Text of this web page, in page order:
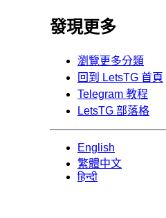
發現更多
瀏覽更多分類
回到 LetsTG 首頁
Telegram 教程
LetsTG 部落格
English
繁體中文
हिन्दी